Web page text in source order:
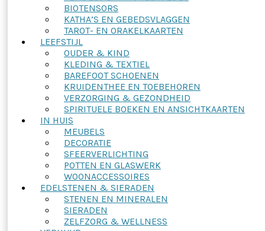
BIOTENSORS
KATHA’S EN GEBEDSVLAGGEN
TAROT- EN ORAKELKAARTEN
LEEFSTIJL
OUDER & KIND
KLEDING & TEXTIEL
BAREFOOT SCHOENEN
KRUIDENTHEE EN TOEBEHOREN
VERZORGING & GEZONDHEID
SPIRITUELE BOEKEN EN ANSICHTKAARTEN
IN HUIS
MEUBELS
DECORATIE
SFEERVERLICHTING
POTTEN EN GLASWERK
WOONACCESSOIRES
EDELSTENEN & SIERADEN
STENEN EN MINERALEN
SIERADEN
ZELFZORG & WELLNESS